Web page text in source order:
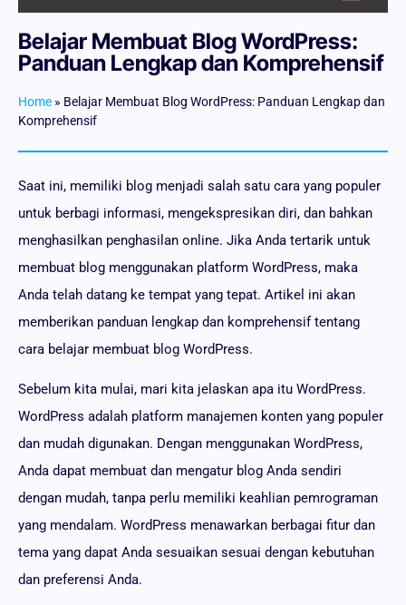
Belajar Membuat Blog WordPress:
Panduan Lengkap dan Komprehensif
Home » Belajar Membuat Blog WordPress: Panduan Lengkap dan
Komprehensif
Saat ini, memiliki blog menjadi salah satu cara yang populer
untuk berbagi informasi, mengekspresikan diri, dan bahkan
menghasilkan penghasilan online. Jika Anda tertarik untuk
membuat blog menggunakan platform WordPress, maka
Anda telah datang ke tempat yang tepat. Artikel ini akan
memberikan panduan lengkap dan komprehensif tentang
cara belajar membuat blog WordPress.
Sebelum kita mulai, mari kita jelaskan apa itu WordPress.
WordPress adalah platform manajemen konten yang populer
dan mudah digunakan. Dengan menggunakan WordPress,
Anda dapat membuat dan mengatur blog Anda sendiri
dengan mudah, tanpa perlu memiliki keahlian pemrograman
yang mendalam. WordPress menawarkan berbagai fitur dan
tema yang dapat Anda sesuaikan sesuai dengan kebutuhan
dan preferensi Anda.